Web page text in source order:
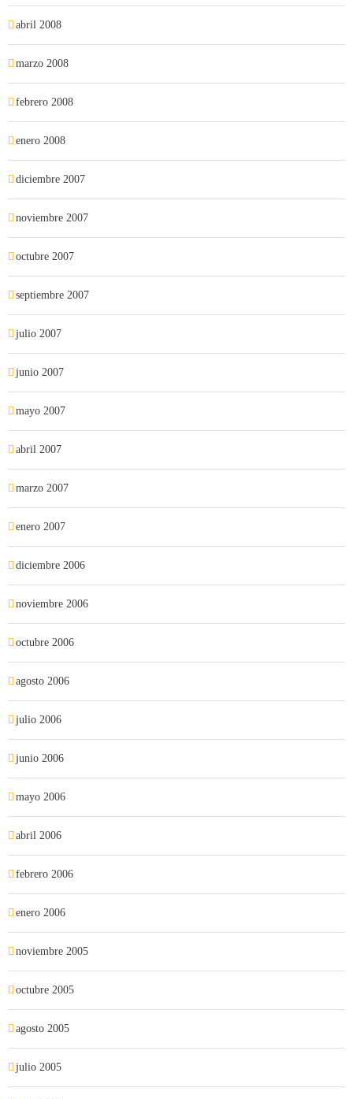
abril 2008
marzo 2008
febrero 2008
enero 2008
diciembre 2007
noviembre 2007
octubre 2007
septiembre 2007
julio 2007
junio 2007
mayo 2007
abril 2007
marzo 2007
enero 2007
diciembre 2006
noviembre 2006
octubre 2006
agosto 2006
julio 2006
junio 2006
mayo 2006
abril 2006
febrero 2006
enero 2006
noviembre 2005
octubre 2005
agosto 2005
julio 2005